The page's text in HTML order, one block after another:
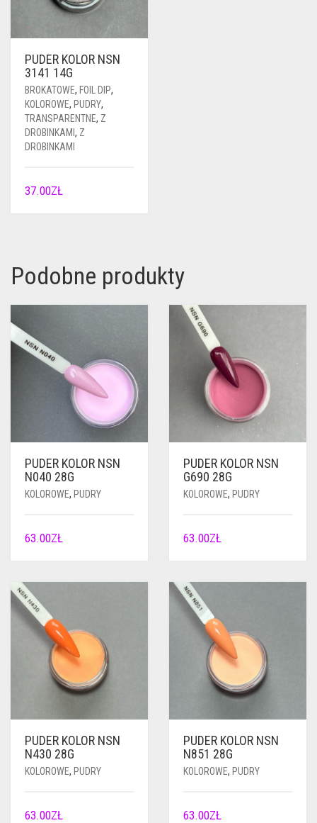
PUDER KOLOR NSN
3141 14G
BROKATOWE, FOIL DIP,
KOLOROWE, PUDRY,
TRANSPARENTNE, Z
DROBINKAMI , Z
DROBINKAMI
37.00ZŁ
Podobne produkty
PUDER KOLOR NSN
N040 28G
KOLOROWE, PUDRY
63.00ZŁ
PUDER KOLOR NSN
G690 28G
KOLOROWE, PUDRY
63.00ZŁ
PUDER KOLOR NSN
N430 28G
KOLOROWE, PUDRY
63.00ZŁ
PUDER KOLOR NSN
N851 28G
KOLOROWE, PUDRY
63.00ZŁ